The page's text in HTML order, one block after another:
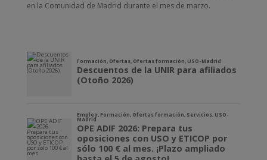
en la Comunidad de Madrid durante el mes de marzo.